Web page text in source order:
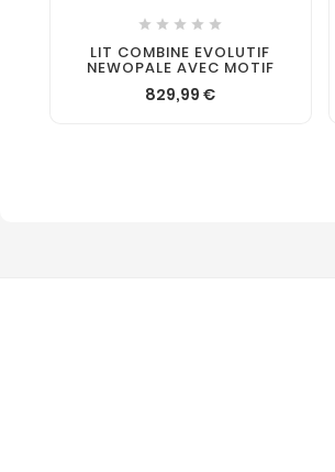
    
LIT COMBINE EVOLUTIF
NEWOPALE AVEC MOTIF
829,99 €